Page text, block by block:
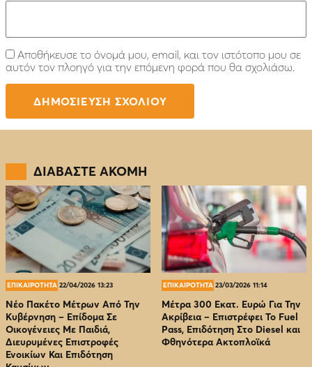
Αποθήκευσε το όνομά μου, email, και τον ιστότοπο μου σε
αυτόν τον πλοηγό για την επόμενη φορά που θα σχολιάσω.
ΔΙΑΒΑΣΤΕ ΑΚΟΜΗ
ΕΠΙΚΑΙΡΟΤΗΤΑ 22/04/2026 13:23
Νέο Πακέτο Μέτρων Από Την
Κυβέρνηση – Επίδομα Σε
Οικογένειες Με Παιδιά,
Διευρυμένες Επιστροφές
Ενοικίων Και Επιδότηση
ΕΠΙΚΑΙΡΟΤΗΤΑ 23/03/2026 11:14
Μέτρα 300 Εκατ. Ευρώ Για Την
Ακρίβεια – Επιστρέφει Το Fuel
Pass, Επιδότηση Στο Diesel και
Φθηνότερα Ακτοπλοϊκά